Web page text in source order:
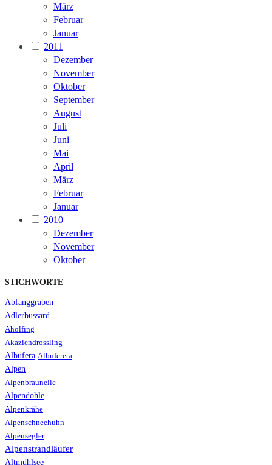
März
Februar
Januar
2011
Dezember
November
Oktober
September
August
Juli
Juni
Mai
April
März
Februar
Januar
2010
Dezember
November
Oktober
STICHWORTE
Abfanggraben
Adlerbussard
Aholfing
Akaziendrossling
Albufera Albufereta
Alpen
Alpenbraunelle
Alpendohle
Alpenkrähe
Alpenschneehuhn
Alpensegler
Alpenstrandläufer
Altmühlsee